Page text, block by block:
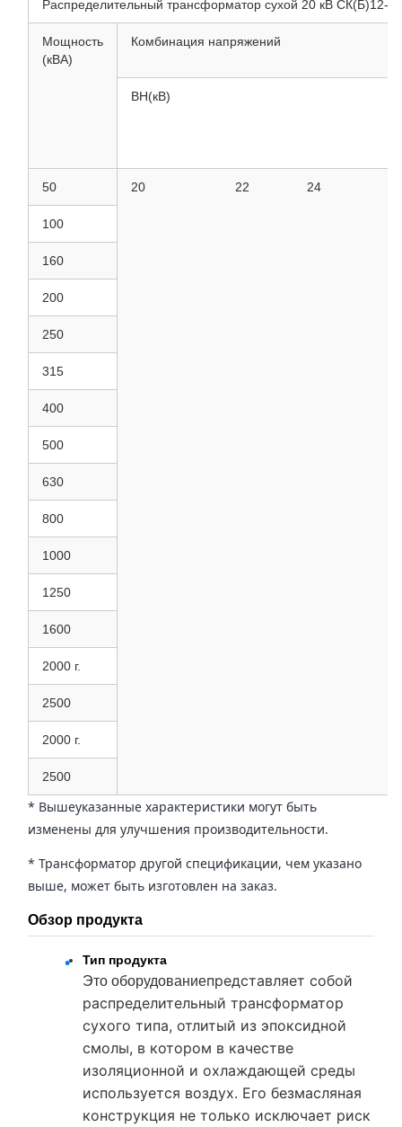
Распределительный трансформатор сухой 20 кВ СК(Б)12-
Мощность
(кВА)
Комбинация напряжений
ВН(кВ)
50 20 22 24
100
160
200
250
315
400
500
630
800
1000
1250
1600
2000 г.
2500
2000 г.
2500
* Вышеуказанные характеристики могут быть
изменены для улучшения производительности.
* Трансформатор другой спецификации, чем указано
выше, может быть изготовлен на заказ.
Обзор продукта
Тип продукта
Это оборудованиепредставляет собой
распределительный трансформатор
сухого типа, отлитый из эпоксидной
смолы, в котором в качестве
изоляционной и охлаждающей среды
используется воздух. Его безмасляная
конструкция не только исключает риск